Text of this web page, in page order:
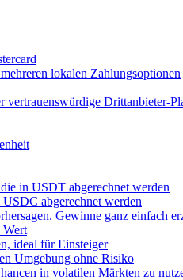
lokalen Zahlungsoptionen
Drittanbieter-
in USDT abgerechnet werden
abgerechnet werden
Gewinne ganz einfach
Wert
ideal für Einsteiger
Umgebung ohne Risiko
in volatilen Märkten zu